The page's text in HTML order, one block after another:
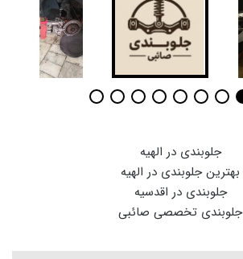
جلوبندی در الهیه
بهترین جلوبندی در الهیه
جلوبندی در اقدسیه
جلوبندی تخصصی صائبی